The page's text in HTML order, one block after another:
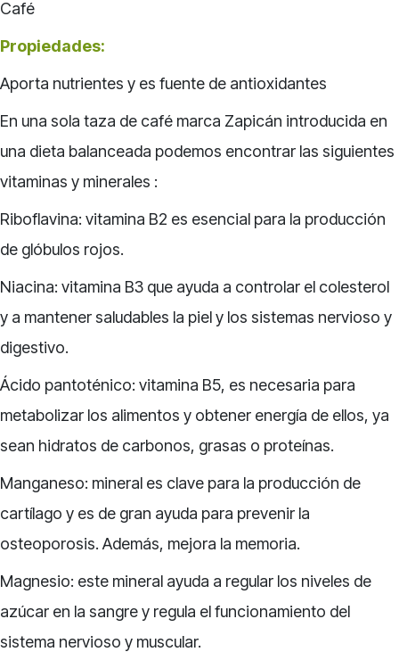
Café
Propiedades:
Aporta nutrientes y es fuente de antioxidantes
En una sola taza de café marca Zapicán introducida en
una dieta balanceada podemos encontrar las siguientes
vitaminas y minerales :
Riboflavina: vitamina B2 es esencial para la producción
de glóbulos rojos.
Niacina: vitamina B3 que ayuda a controlar el colesterol
y a mantener saludables la piel y los sistemas nervioso y
digestivo.
Ácido pantoténico: vitamina B5, es necesaria para
metabolizar los alimentos y obtener energía de ellos, ya
sean hidratos de carbonos, grasas o proteínas.
Manganeso: mineral es clave para la producción de
cartílago y es de gran ayuda para prevenir la
osteoporosis. Además, mejora la memoria.
Magnesio: este mineral ayuda a regular los niveles de
azúcar en la sangre y regula el funcionamiento del
sistema nervioso y muscular.